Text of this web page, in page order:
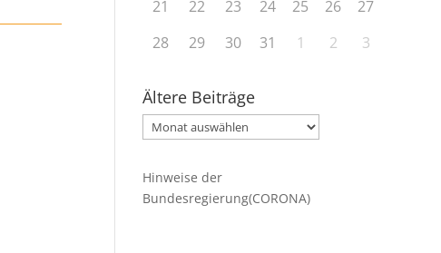
21
22 23 24 25 26
27
28
29 30 31 1 2 3
Ältere Beiträge
Ältere
Beiträge
Hinweise der
Bundesregierung(CORONA)